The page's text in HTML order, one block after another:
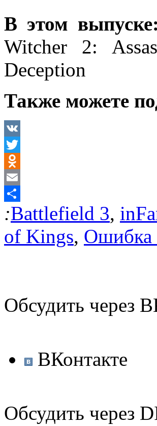
В этом выпуске:
Witcher 2:
Deception
Также можете
VK
Twitter
Odnoklassniki
Email
Отправить
:Battlefield 3,
of Kings, Ошибка
Обсудить через
ВКонтакте
Обсудить через